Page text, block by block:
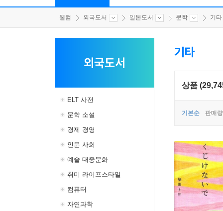
웰컴 외국도서 일본도서 문학 기타
외국도서
ELT 사전
문학 소설
경제 경영
인문 사회
예술 대중문화
취미 라이프스타일
컴퓨터
자연과학
기타
상품
기본순 판매